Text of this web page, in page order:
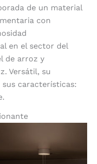
de un material
con
en el sector del
de arroz y
Versátil, su
sus características: